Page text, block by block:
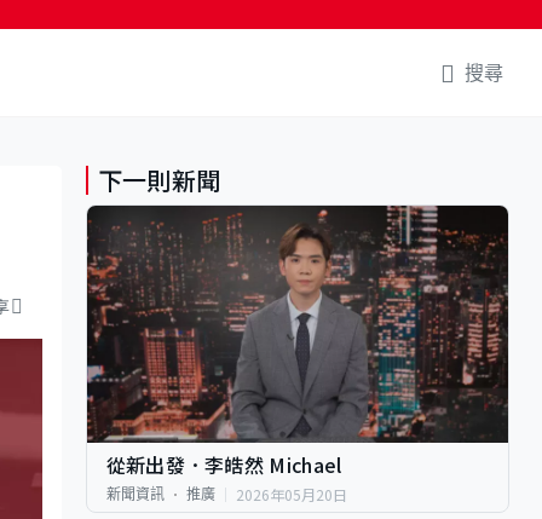
搜尋
下一則新聞
從新出發．李皓然 Michael
新聞資訊 推廣 2026年05月20日